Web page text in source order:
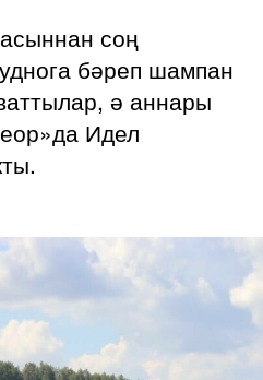
соң
бәреп шампан
ә аннары
Идел